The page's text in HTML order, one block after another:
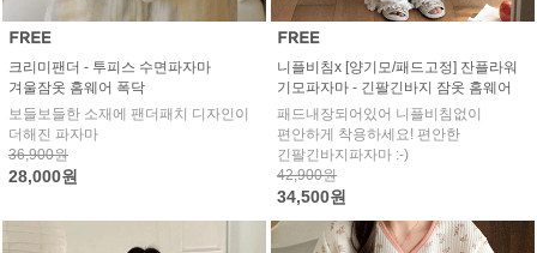
크리미팬더 - 투피스 수면파자마
겨울잠옷 홈웨어 폭닥
보들보들한 소재에 팬더패치 디자인이
더해진 파자마
36,900원
28,000원
니플비침x [양기모/패드고정] 잔플라워
기모파자마 - 긴팔긴바지 잠옷 홈웨어
패드내장되어있어 니플비침없이
편안하게 착용하세요! 편안한
긴팔긴바지파자마 :-)
42,900원
34,500원